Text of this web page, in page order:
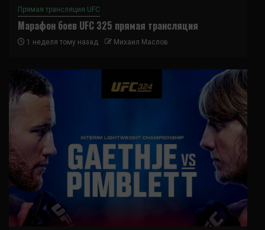
Прямая трансляция UFC
Марафон боев UFC 325 прямая трансляция
1 неделя тому назад Михаил Маслов